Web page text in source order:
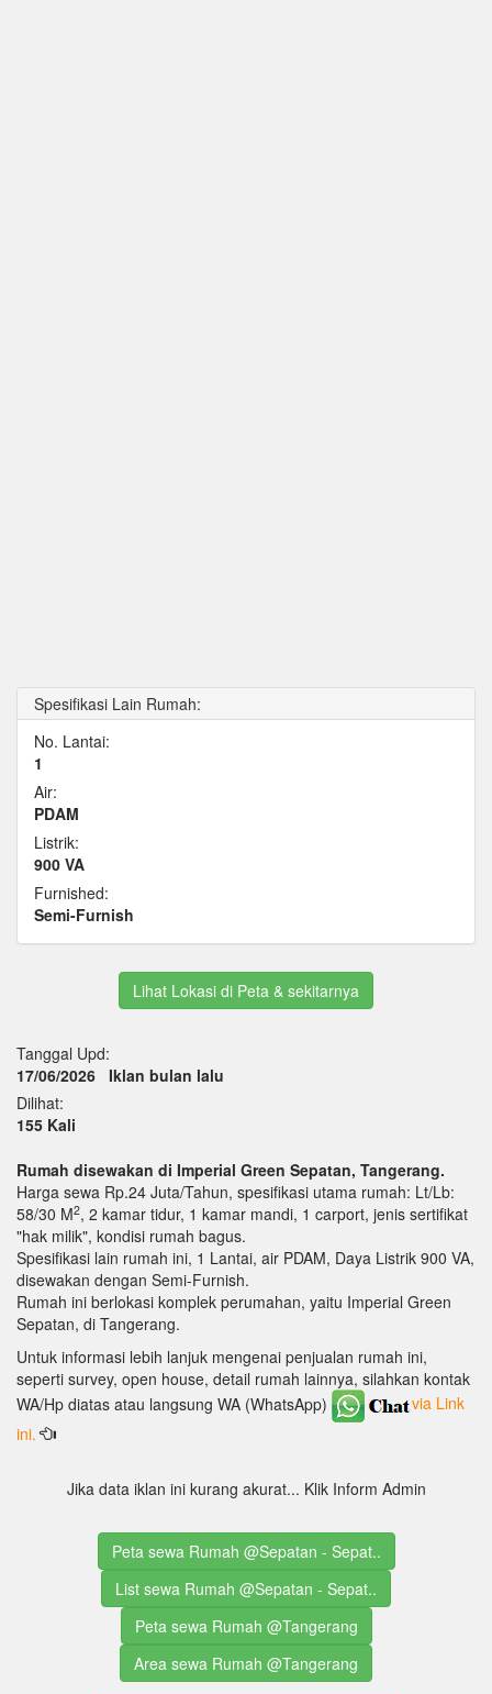
Spesifikasi Lain Rumah:
No. Lantai:
1
Air:
PDAM
Listrik:
900 VA
Furnished:
Semi-Furnish
Lihat Lokasi di Peta & sekitarnya
Tanggal Upd:
17/06/2026 Iklan bulan lalu
Dilihat:
155 Kali
Rumah disewakan di Imperial Green Sepatan, Tangerang.
Harga sewa Rp.24 Juta/Tahun, spesifikasi utama rumah: Lt/Lb:
58/30 M2, 2 kamar tidur, 1 kamar mandi, 1 carport, jenis sertifikat
"hak milik", kondisi rumah bagus.
Spesifikasi lain rumah ini, 1 Lantai, air PDAM, Daya Listrik 900 VA,
disewakan dengan Semi-Furnish.
Rumah ini berlokasi komplek perumahan, yaitu Imperial Green
Sepatan, di Tangerang.
Untuk informasi lebih lanjuk mengenai penjualan rumah ini,
seperti survey, open house, detail rumah lainnya, silahkan kontak
WA/Hp diatas atau langsung WA (WhatsApp)
via Link
ini.
Jika data iklan ini kurang akurat... Klik Inform Admin
Peta sewa Rumah @Sepatan - Sepat..
List sewa Rumah @Sepatan - Sepat..
Peta sewa Rumah @Tangerang
Area sewa Rumah @Tangerang